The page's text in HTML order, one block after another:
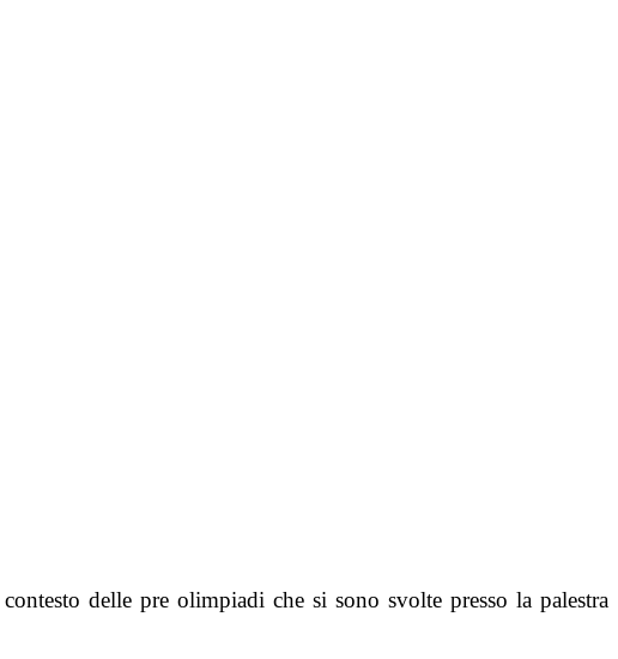
delle pre olimpiadi che si sono svolte presso la palestra